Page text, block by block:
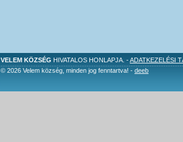
VELEM KÖZSÉG HIVATALOS HONLAPJA. -ADATKEZELÉSI
© 2026 Velem község, minden jog fenntartva! - deeb